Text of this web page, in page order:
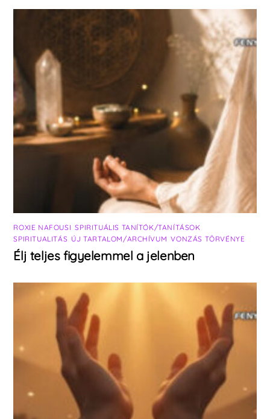
ROXIE NAFOUSI ,SPIRITUÁLIS TANÍTÓK/TANÍTÁSOK
SPIRITUALITÁS ÚJ TARTALOM/ARCHÍVUM ,VONZÁS TÖRVÉNYE
Élj teljes figyelemmel a jelenben